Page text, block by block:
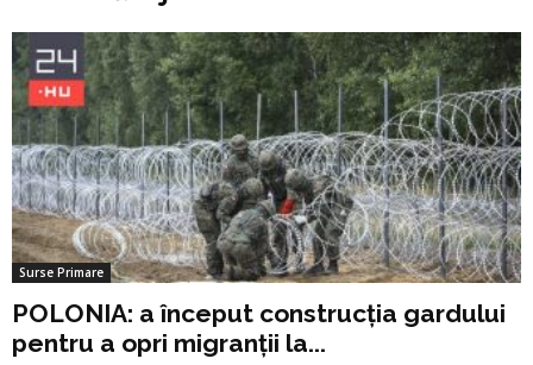
Surse Primare
POLONIA: a început construcția gardului
pentru a opri migranții la...